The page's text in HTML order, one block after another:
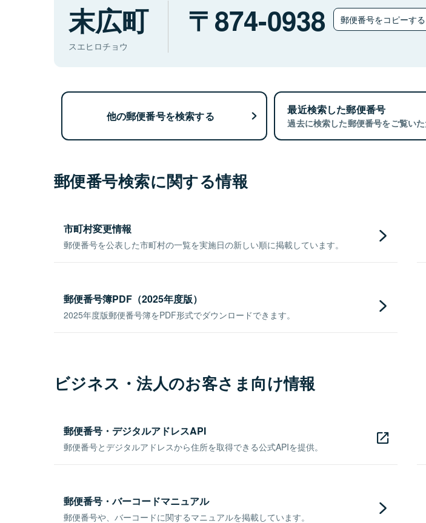
末広町
スエヒロチョウ
874-0938 郵便番号をコピーする
他の郵便番号を検索する 最近検索した郵便番号
過去に検索した郵便番号をご覧いた
郵便番号検索に関する情報
市町村変更情報
郵便番号を公表した市町村の一覧を実施日の新しい順に掲載しています。
郵便番号簿PDF（2025年度版）
2025年度版郵便番号簿をPDF形式でダウンロードできます。
ビジネス・法人のお客さま向け情報
郵便番号・デジタルアドレスAPI
郵便番号とデジタルアドレスから住所を取得できる公式APIを提供。
郵便番号・バーコードマニュアル
郵便番号や、バーコードに関するマニュアルを掲載しています。